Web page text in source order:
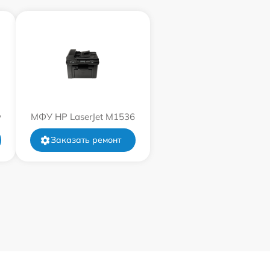
МФУ HP LaserJet M1536
Заказать ремонт